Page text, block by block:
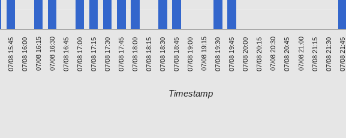
07/08 15:45 07/08 16:00 07/08 16:15 07/08 16:30 07/08 16:45 07/08 17:00 07/08 17:15 07/08 17:30 07/08 17:45 07/08 18:00 07/08 18:15 07/08 18:30 07/08 18:45 07/08 19:00 07/08 19:15 07/08 19:30 07/08 19:45 07/08 20:00 07/08 20:15 07/08 20:30 07/08 20:45 07/08 21:00 07/08 21:15 07/08 21:30 07/08 21:45
Timestamp